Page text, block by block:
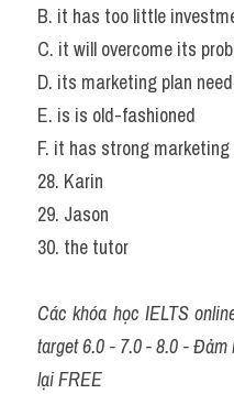
B. it has too little
C. it will overcome its
D. its marketing plan
E. is is old-fashioned
F. it has strong
28. Karin
29. Jason
30. the tutor
Các khóa học IELTS
target 6.0 - 7.0 - 8.0 -
lại FREE